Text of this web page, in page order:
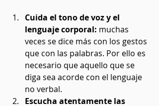
Cuida el tono de voz y el
lenguaje corporal: muchas
veces se dice más con los gestos
que con las palabras. Por ello es
necesario que aquello que se
diga sea acorde con el lenguaje
no verbal.
Escucha atentamente las